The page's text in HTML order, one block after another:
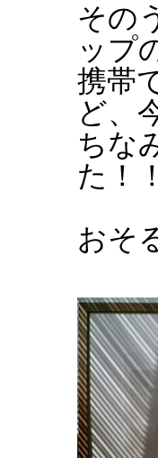
その
ップ
携帯
ど、
ちな
た！
おそ